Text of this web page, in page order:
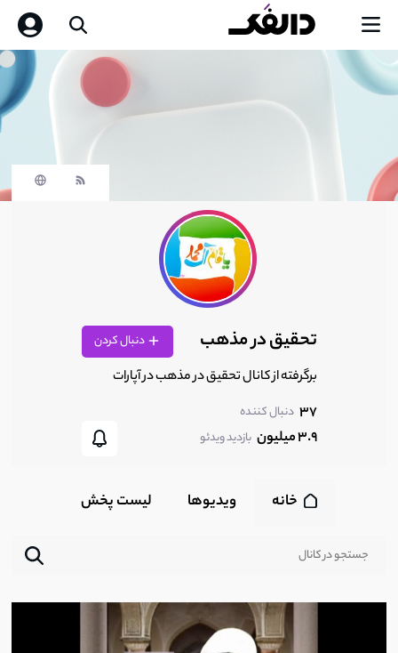
تحقیق در مذهب دنبال کردن
برگرفته از کانال تحقیق در مذهب در آپارات
37 دنبال کننده
3.9 میلیون بازدید ویدئو
خانه ویدیوها لیست پخش‌